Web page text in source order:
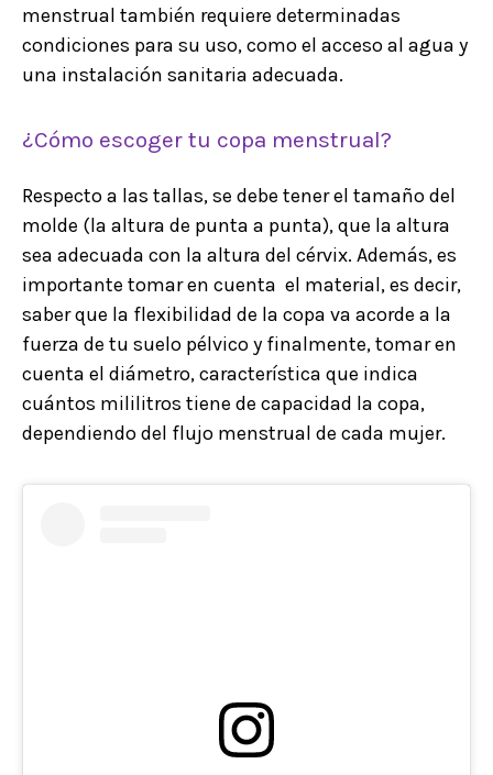
menstrual también requiere determinadas
condiciones para su uso, como el acceso al agua y
una instalación sanitaria adecuada.
¿Cómo escoger tu copa menstrual?
Respecto a las tallas, se debe tener el tamaño del
molde (la altura de punta a punta), que la altura
sea adecuada con la altura del cérvix. Además, es
importante tomar en cuenta el material, es decir,
saber que la flexibilidad de la copa va acorde a la
fuerza de tu suelo pélvico y finalmente, tomar en
cuenta el diámetro, característica que indica
cuántos mililitros tiene de capacidad la copa,
dependiendo del flujo menstrual de cada mujer.